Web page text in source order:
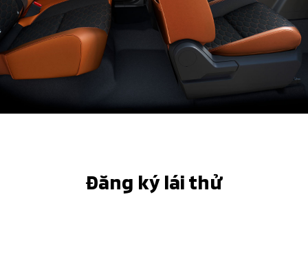
Đăng ký lái thử